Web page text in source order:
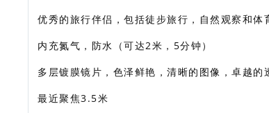
优秀的旅行伴侣，包括徒步旅行，自然观察和体
内充氮气，防水（可达2米，5分钟）
多层镀膜镜片，色泽鲜艳，清晰的图像，卓越的
最近聚焦3.5米